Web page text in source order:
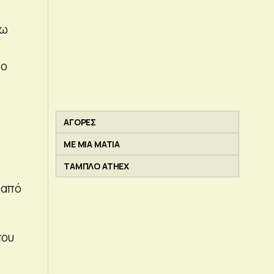
από
ΑΓΟΡΕΣ
ΜΕ ΜΙΑ ΜΑΤΙΑ
ΤΑΜΠΛΟ ATHEX